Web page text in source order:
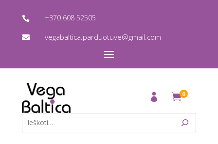
 +370 608 52505
 vegabaltica.parduotuve@gmail.com
0